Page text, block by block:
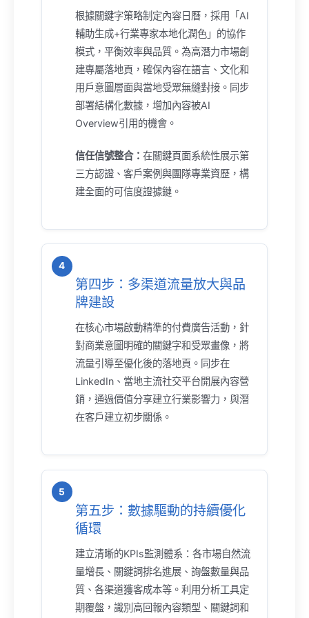
根據關鍵字策略制定內容日曆，採用「AI
輔助生成+行業專家本地化潤色」的協作
模式，平衡效率與品質。為高潛力市場創
建專屬落地頁，確保內容在語言、文化和
用戶意圖層面與當地受眾無縫對接。同步
部署結構化數據，增加內容被AI
Overview引用的機會。
信任信號整合： 在關鍵頁面系統性展示第
三方認證、客戶案例與團隊專業資歷，構
建全面的可信度證據鏈。
第四步：多渠道流量放大與品
牌建設
在核心市場啟動精準的付費廣告活動，針
對商業意圖明確的關鍵字和受眾畫像，將
流量引導至優化後的落地頁。同步在
LinkedIn、當地主流社交平台開展內容營
銷，通過價值分享建立行業影響力，與潛
在客戶建立初步關係。
第五步：數據驅動的持續優化
循環
建立清晰的KPIs監測體系：各市場自然流
量增長、關鍵詞排名進展、詢盤數量與品
質、各渠道獲客成本等。利用分析工具定
期覆盤，識別高回報內容類型、關鍵詞和